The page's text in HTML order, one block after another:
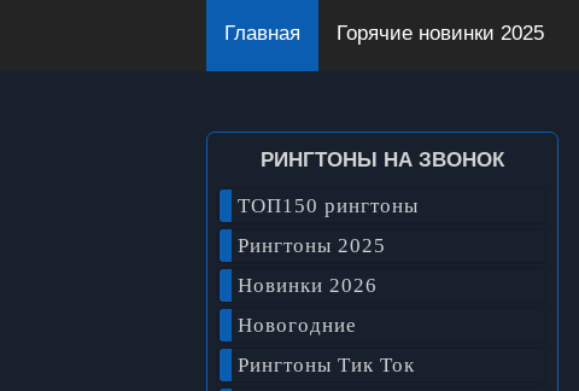
Главная Горячие новинки 2025
РИНГТОНЫ НА ЗВОНОК
ТОП150 рингтоны
Рингтоны 2025
Новинки 2026
Новогодние
Рингтоны Тик Ток